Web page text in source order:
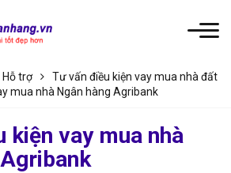
Hỗ trợ
Tư vấn điều kiện vay mua nhà đất
mua nhà Ngân hàng Agribank
kiện vay mua nhà